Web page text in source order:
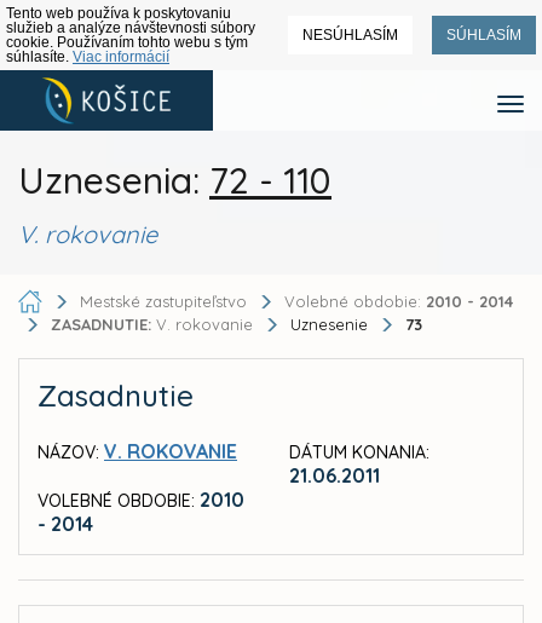
Tento web používa k poskytovaniu
služieb a analýze návštevnosti súbory
cookie. Používaním tohto webu s tým
súhlasíte. Viac informácií
NESÚHLASÍM SÚHLASÍM
Uznesenia: 72 - 110
V. rokovanie
Mestské zastupiteľstvo Volebné obdobie: 2010 - 2014
ZASADNUTIE: V. rokovanie Uznesenie 73
Zasadnutie
NÁZOV: V. ROKOVANIE
VOLEBNÉ OBDOBIE: 2010
- 2014
DÁTUM KONANIA:
21.06.2011